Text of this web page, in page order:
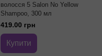
волосся 5 Salon No Yellow
Shampoo, 300 мл
419.00 грн
Купити